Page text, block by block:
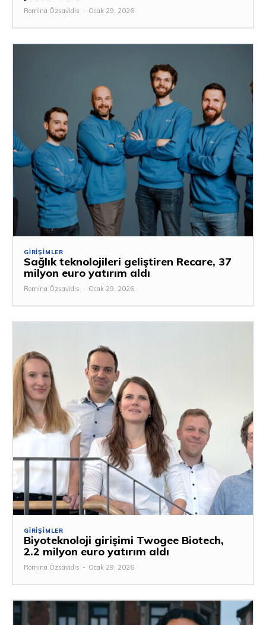
Romina Özsavidis - Ocak 29, 2026
GIRIŞIMLER
Sağlık teknolojileri geliştiren Recare, 37
milyon euro yatırım aldı
Romina Özsavidis - Ocak 29, 2026
GIRIŞIMLER
Biyoteknoloji girişimi Twogee Biotech,
2.2 milyon euro yatırım aldı
Romina Özsavidis - Ocak 29, 2026